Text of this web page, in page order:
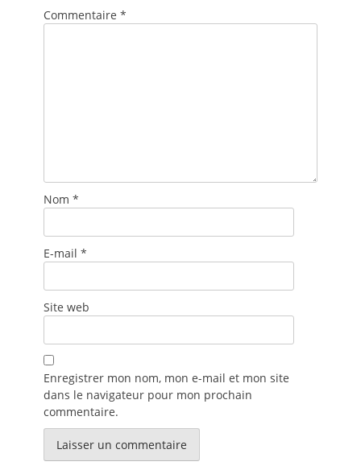
Commentaire *
Nom *
E-mail *
Site web
Enregistrer mon nom, mon e-mail et mon site
dans le navigateur pour mon prochain
commentaire.